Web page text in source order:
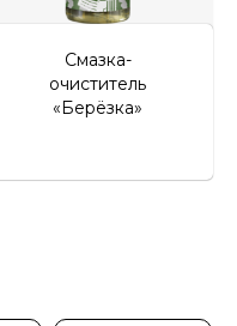
Смазка-
очиститель
«Берёзка»